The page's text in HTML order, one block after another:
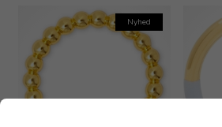
Nyhed